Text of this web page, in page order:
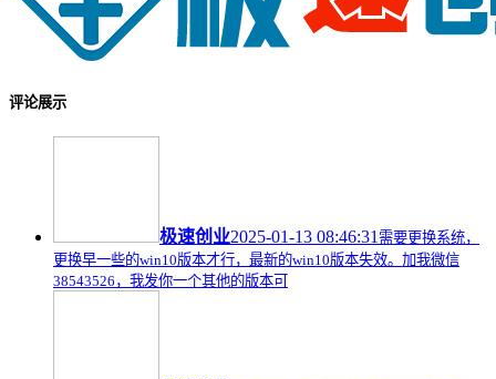
评论展示
极速创业2025-01-13 08:46:31 需要更换系统，
更换早一些的win10版本才行，最新的win10版本失效。加我微信
38543526，我发你一个其他的版本可